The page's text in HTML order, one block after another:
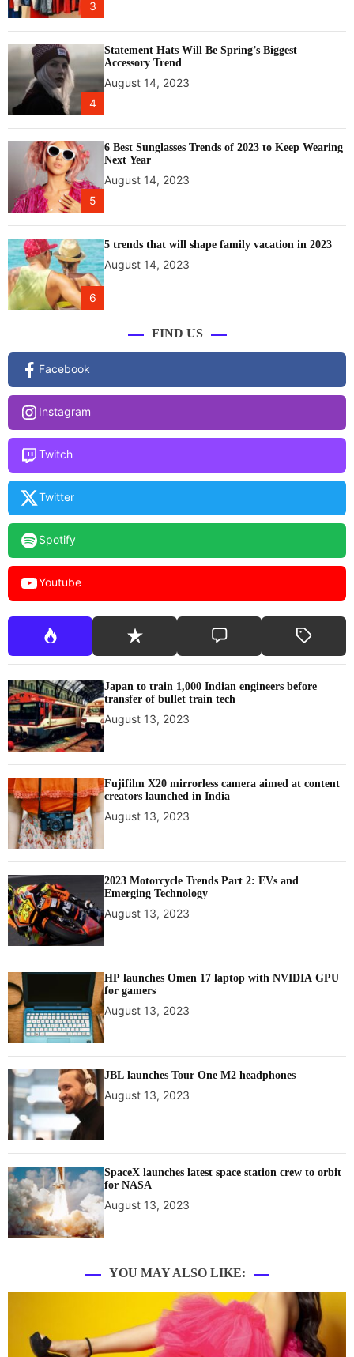
3
4
Statement Hats Will Be Spring’s Biggest
Accessory Trend
August 14, 2023
5
6 Best Sunglasses Trends of 2023 to Keep Wearing
Next Year
August 14, 2023
6
5 trends that will shape family vacation in 2023
August 14, 2023
FIND US
Facebook
Instagram
Twitch
Twitter
Spotify
Youtube
Japan to train 1,000 Indian engineers before
transfer of bullet train tech
August 13, 2023
Fujifilm X20 mirrorless camera aimed at content
creators launched in India
August 13, 2023
2023 Motorcycle Trends Part 2: EVs and
Emerging Technology
August 13, 2023
HP launches Omen 17 laptop with NVIDIA GPU
for gamers
August 13, 2023
JBL launches Tour One M2 headphones
August 13, 2023
SpaceX launches latest space station crew to orbit
for NASA
August 13, 2023
YOU MAY ALSO LIKE: